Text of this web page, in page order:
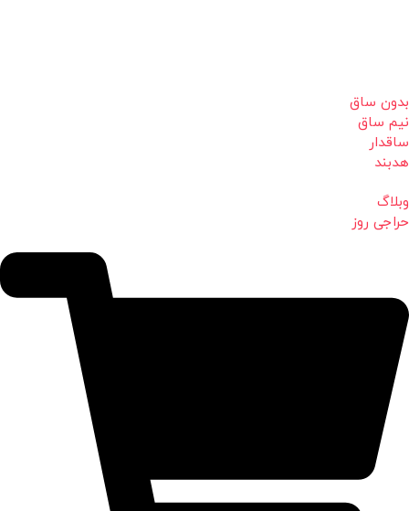
بدون ساق
نیم ساق
ساقدار
هدبند
وبلاگ
حراجی روز